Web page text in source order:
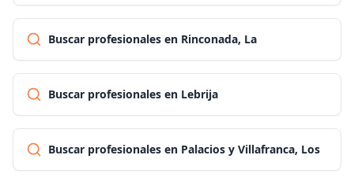
Buscar profesionales en Rinconada, La
Buscar profesionales en Lebrija
Buscar profesionales en Palacios y Villafranca, Los